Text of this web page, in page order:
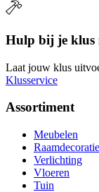
Hulp bij je klus
Laat jouw klus
Klusservice
Assortiment
Meubelen
Raamdecoratie
Verlichting
Vloeren
Tuin